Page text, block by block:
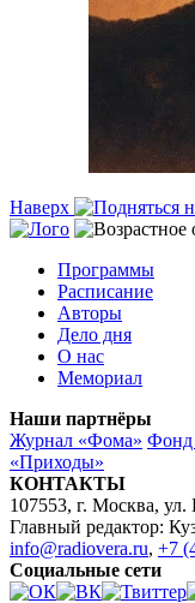
Наверх
Программы
Расписание
Авторы
Дело дня
О нас
Мемориал
Наши партнёры
Журнал «Фома» Фонд
«Приходы»
КОНТАКТЫ
107553, г. Москва, ул.
Главный редактор:
info@radiovera.ru, +7
Социальные сети